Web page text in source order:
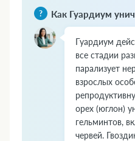
Как Гуардиум
Гуардиум
все стадии
парализует
взрослых
орех (юглон)
гельминтов,
червей.